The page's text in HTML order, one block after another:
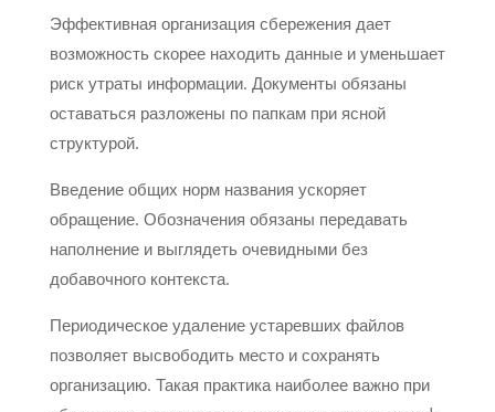
Эффективная организация сбережения дает
возможность скорее находить данные и уменьшает
риск утраты информации. Документы обязаны
оставаться разложены по папкам при ясной
структурой.
Введение общих норм названия ускоряет
обращение. Обозначения обязаны передавать
наполнение и выглядеть очевидными без
добавочного контекста.
Периодическое удаление устаревших файлов
позволяет высвободить место и сохранять
организацию. Такая практика наиболее важно при